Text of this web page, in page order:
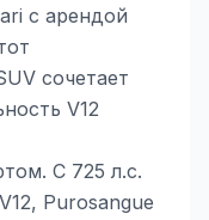
с арендой
сочетает
V12
С 725 л.с.
Purosangue